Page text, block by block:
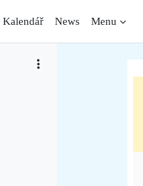
Kalendář News Menu